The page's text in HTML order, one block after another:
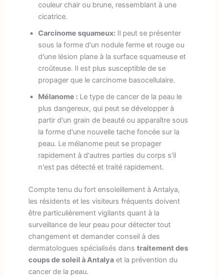
couleur chair ou brune, ressemblant à une
cicatrice.
Carcinome squameux:Il peut se présenter
sous la forme d'un nodule ferme et rouge ou
d'une lésion plane à la surface squameuse et
croûteuse. Il est plus susceptible de se
propager que le carcinome basocellulaire.
Mélanome :Le type de cancer de la peau le
plus dangereux, qui peut se développer à
partir d'un grain de beauté ou apparaître sous
la forme d'une nouvelle tache foncée sur la
peau. Le mélanome peut se propager
rapidement à d'autres parties du corps s'il
n'est pas détecté et traité rapidement.
Compte tenu du fort ensoleillement à Antalya,
les résidents et les visiteurs fréquents doivent
être particulièrement vigilants quant à la
surveillance de leur peau pour détecter tout
changement et demander conseil à des
dermatologues spécialisés dans traitement des
coups de soleil à Antalyaet la prévention du
cancer de la peau.